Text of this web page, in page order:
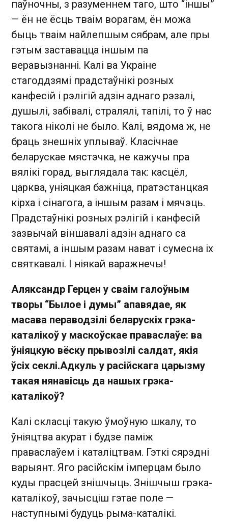
паўночны, з разуменнем таго, што “іншы”
— ён не ёсць тваім ворагам, ён можа
быць тваім найлепшым сябрам, але пры
гэтым заставацца іншым па
веравызнанні. Калі ва Украіне
стагоддзямі прадстаўнікі розных
канфесій і рэлігій адзін аднаго рэзалі,
душылі, забівалі, стралялі, тапілі, то ў нас
такога ніколі не было. Калі, вядома ж, не
браць знешніх уплываў. Класічнае
беларускае мястэчка, не кажучы пра
вялікі горад, выглядала так: касцёл,
царква, уніяцкая бажніца, пратэстанцкая
кірха і сінагога, а іншым разам і мячэць.
Прадстаўнікі розных рэлігій і канфесій
зазвычай віншавалі адзін аднаго са
святамі, а іншым разам нават і сумесна іх
святкавалі. І ніякай варажнечы!
Аляксандр Герцен у сваім галоўным
творы “Былое і думы” апавядае, як
масава пераводзілі беларускіх грэка-
каталікоў у маскоўскае праваслаўе: ва
ўніяцкую вёску прывозілі салдат, якія
ўсіх секлі.Адкуль у расійскага царызму
такая нянавісць да нашых грэка-
каталікоў?
Калі скласці такую ўмоўную шкалу, то
ўніяцтва акурат і будзе паміж
праваслаўем і каталіцтвам. Гэткі сярэдні
варыянт. Яго расійскім імперцам было
куды прасцей знішчыць. Знішчыш грэка-
каталікоў, зачысціш гэтае поле —
наступнымі будуць рыма-каталікі.